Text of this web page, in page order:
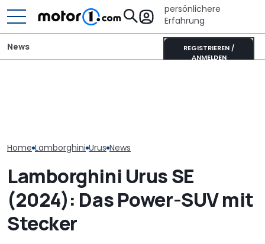
persönlichere
Erfahrung
REGISTRIEREN /
ANMELDEN
News
Home Lamborghini Urus News
Lamborghini Urus SE
(2024): Das Power-SUV mit
Stecker